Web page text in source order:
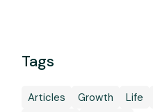
Tags
Articles Growth Life